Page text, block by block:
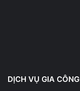
DỊCH VỤ GIA CÔNG